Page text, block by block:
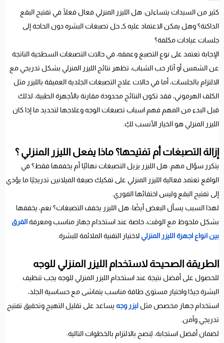
كثير من السيدات يتساءلن: هل الليزر المنزلي فعال فعلًا في تفتيح البقع
الداكنة؟ وهل يمكن الاعتماد عليه كـ حل تصبغات البشره دون الحاجة إلى
جلسات عيادات مكلفة؟
الإجابة تعتمد على نوع التصبغ وعمقه، في حالات التصبغات السطحية الناتجة
عن الشمس أو آثار حب الشباب، تظهر نتائج الليزر المنزلي بشكل تدريجي مع
الالتزام بالجلسات، أما في حالات علاج التصبغات الجلدية العميقة بالليزر مثل
الكلف الهرموني، فقد تكون النتائج محدودة مقارنة بالأجهزة الطبية، لذلك
قبل البدء من المهم فهم اسباب تصبغات الوجه وعلاجها لتحديد ما إذا كان
الليزر المنزلي هو الخيار الأنسب لكِ.
إزالة التصبغات أم تفتيحها؟ ماذا يفعل الليزر المنزلي ؟
يتكرر سؤال مهم: هل الليزر يزيل التصبغات نهائيًا أم يخففها فقط؟ في
الواقع تعتمد فعالية الليزر المنزلي على تفكيك صبغة الميلانين تدريجيًا ما يؤدي
إلى تفتيح البقع وليس اختفائها الفوري.
لهذا السبب يسأل البعض أيضًا: هل الليزر يخفف التصبغات؟ نعم، يخففها
بشكل ملحوظ مع الوقت، خاصة عند استخدام جهاز مناسب ومعرفةالفرق
بين انواع اجهزة الليزر المنزلي لاختيار التقنية الملائمة للبشرة.
الطريقة الصحيحة لاستخدام الليزر المنزلي للوجه
للحصول على أفضل نتيجة عند استخدام الليزر المنزلي للوجه يجب تنظيف
البشرة جيدًا واختيار مستوى طاقة مناسب يتماشى مع حساسية الجلد،
استخدام جهاز مخصص مثل ليزر وجه يساعد على تقليل التهيج وتحقيق تفتيح
تدريجي وآمن.
لضمان أفضل استجابة، يُنصح بالالتزام بالخطوات التالية: